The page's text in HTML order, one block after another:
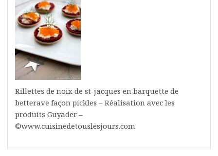
Rillettes de noix de st-jacques en barquette de
betterave façon pickles – Réalisation avec les
produits Guyader –
©www.cuisinedetouslesjours.com